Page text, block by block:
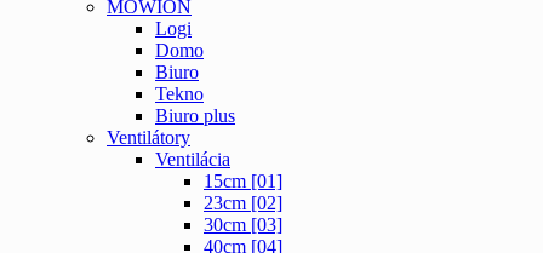
MOWION
Logi
Domo
Biuro
Tekno
Biuro plus
Ventilátory
Ventilácia
15cm [01]
23cm [02]
30cm [03]
40cm [04]